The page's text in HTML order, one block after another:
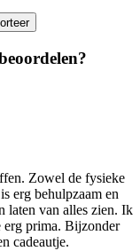
Zowel de fysieke
erg behulpzaam en
laten van alles zien. Ik
erg prima. Bijzonder
cadeautje.